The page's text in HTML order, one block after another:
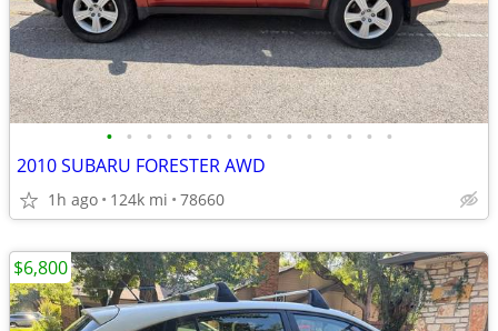
• • • • • • • • • • • • • • •
2010 SUBARU FORESTER AWD
1h ago 124k mi 78660
$6,800